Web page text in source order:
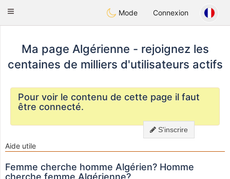
Weshrak
Toggle
Mode Connexion
Ma page Algérienne - rejoignez les
centaines de milliers d'utilisateurs actifs
Pour voir le contenu de cette page il faut
être connecté.
S'inscrire
Aide utile
Femme cherche homme Algérien? Homme
cherche femme Algérienne?